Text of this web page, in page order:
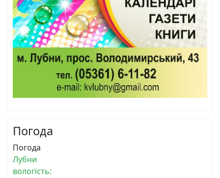
Погода
Погода
Лубни
вологість: